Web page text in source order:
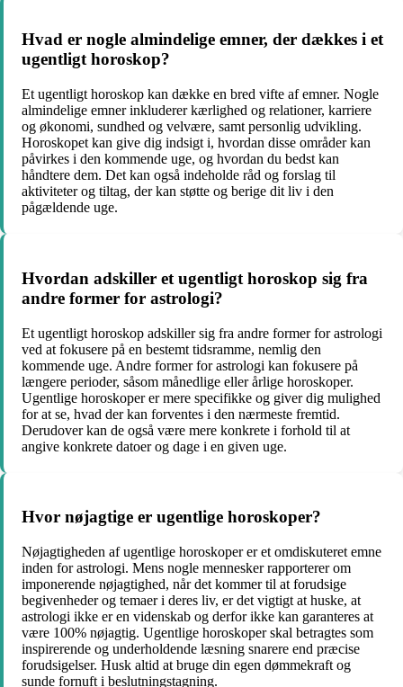
Hvad er nogle almindelige emner, der dækkes i et
ugentligt horoskop?
Et ugentligt horoskop kan dække en bred vifte af emner. Nogle
almindelige emner inkluderer kærlighed og relationer, karriere
og økonomi, sundhed og velvære, samt personlig udvikling.
Horoskopet kan give dig indsigt i, hvordan disse områder kan
påvirkes i den kommende uge, og hvordan du bedst kan
håndtere dem. Det kan også indeholde råd og forslag til
aktiviteter og tiltag, der kan støtte og berige dit liv i den
pågældende uge.
Hvordan adskiller et ugentligt horoskop sig fra
andre former for astrologi?
Et ugentligt horoskop adskiller sig fra andre former for astrologi
ved at fokusere på en bestemt tidsramme, nemlig den
kommende uge. Andre former for astrologi kan fokusere på
længere perioder, såsom månedlige eller årlige horoskoper.
Ugentlige horoskoper er mere specifikke og giver dig mulighed
for at se, hvad der kan forventes i den nærmeste fremtid.
Derudover kan de også være mere konkrete i forhold til at
angive konkrete datoer og dage i en given uge.
Hvor nøjagtige er ugentlige horoskoper?
Nøjagtigheden af ugentlige horoskoper er et omdiskuteret emne
inden for astrologi. Mens nogle mennesker rapporterer om
imponerende nøjagtighed, når det kommer til at forudsige
begivenheder og temaer i deres liv, er det vigtigt at huske, at
astrologi ikke er en videnskab og derfor ikke kan garanteres at
være 100% nøjagtig. Ugentlige horoskoper skal betragtes som
inspirerende og underholdende læsning snarere end præcise
forudsigelser. Husk altid at bruge din egen dømmekraft og
sunde fornuft i beslutningstagning.